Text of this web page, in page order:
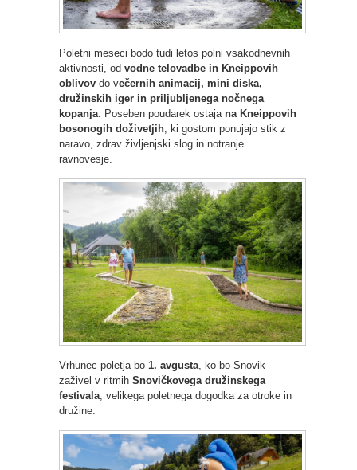
Poletni meseci bodo tudi letos polni vsakodnevnih
aktivnosti, od vodne telovadbe in Kneippovih
oblivov do večernih animacij, mini diska,
družinskih iger in priljubljenega nočnega
kopanja . Poseben poudarek ostaja na Kneippovih
bosonogih doživetjih , ki gostom ponujajo stik z
naravo, zdrav življenjski slog in notranje
ravnovesje.
Vrhunec poletja bo 1. avgusta , ko bo Snovik
zaživel v ritmih Snovičkovega družinskega
festivala , velikega poletnega dogodka za otroke in
družine.